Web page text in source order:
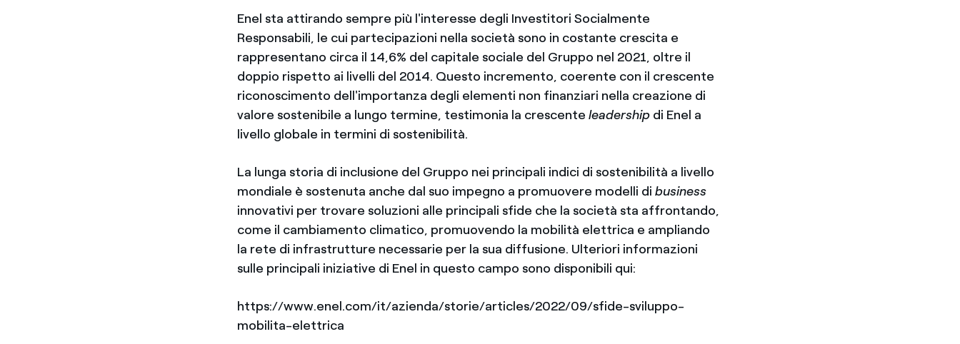
Enel sta attirando sempre più l'interesse degli Investitori Socialmente
Responsabili, le cui partecipazioni nella società sono in costante crescita e
rappresentano circa il 14,6% del capitale sociale del Gruppo nel 2021, oltre il
doppio rispetto ai livelli del 2014. Questo incremento, coerente con il crescente
riconoscimento dell'importanza degli elementi non finanziari nella creazione di
valore sostenibile a lungo termine, testimonia la crescenteleadership di Enel a
livello globale in termini di sostenibilità.
La lunga storia di inclusione del Gruppo nei principali indici di sostenibilità a livello
mondiale è sostenuta anche dal suo impegno a promuovere modelli dibusiness
innovativi per trovare soluzioni alle principali sfide che la società sta affrontando,
come il cambiamento climatico, promuovendo la mobilità elettrica e ampliando
la rete di infrastrutture necessarie per la sua diffusione. Ulteriori informazioni
sulle principali iniziative di Enel in questo campo sono disponibili qui:
https://www.enel.com/it/azienda/storie/articles/2022/09/sfide-sviluppo-
mobilita-elettrica